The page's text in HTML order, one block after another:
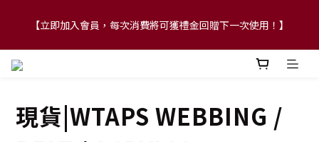
【FLASH SALE 兩件指定現貨產品即享88折】
【立即加入會員，每次消費將可獲禮金回贈下一次使用！】
【FLASH SALE 兩件指定現貨產品即享88折】
現貨|WTAPS WEBBING /